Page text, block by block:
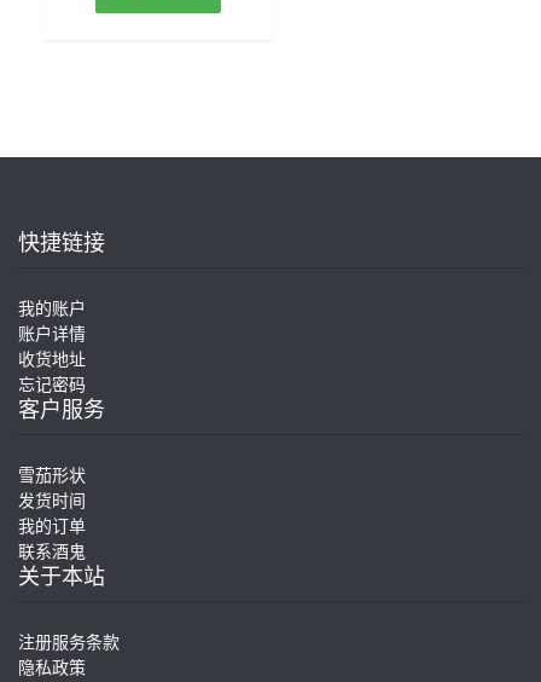
快捷链接
我的账户
账户详情
收货地址
忘记密码
客户服务
雪茄形状
发货时间
我的订单
联系酒鬼
关于本站
注册服务条款
隐私政策